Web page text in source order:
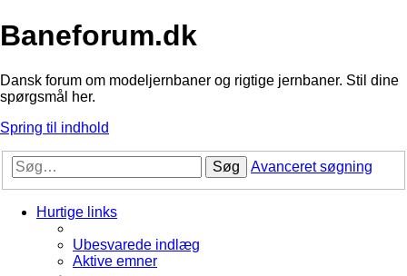
Baneforum.dk
Dansk forum om modeljernbaner og rigtige jernbaner. Stil dine
spørgsmål her.
Spring til indhold
Søg Avanceret søgning
Hurtige links
Ubesvarede indlæg
Aktive emner